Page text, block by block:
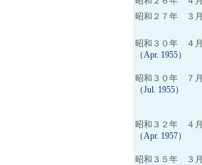
昭和２７年 ３月
昭和３０年 ４月
（Apr. 1955）
昭和３０年 ７月
（Jul. 1955）
昭和３２年 ４月
（Apr. 1957）
昭和３５年 ３月